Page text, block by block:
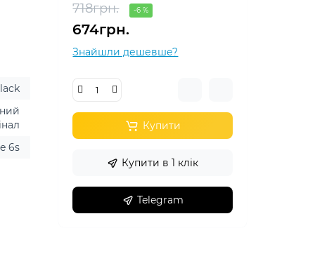
6s
718грн. -6 %
674грн.
Знайшли дешевше?
Купити
Купити в 1 клік
Telegram